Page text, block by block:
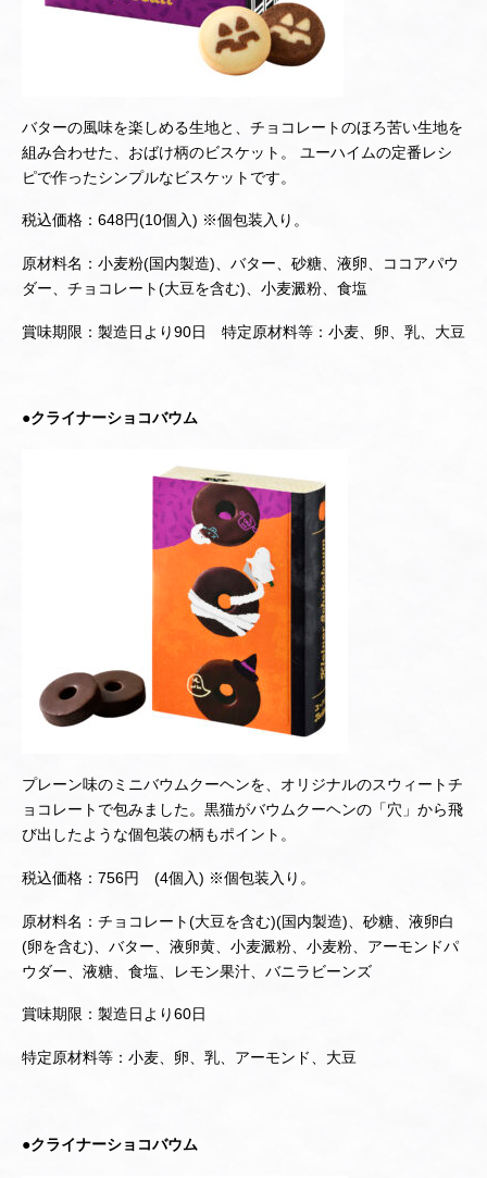
バターの風味を楽しめる生地と、チョコレートのほろ苦い生地を
組み合わせた、おばけ柄のビスケット。 ユーハイムの定番レシ
ピで作ったシンプルなビスケットです。
税込価格：648円(10個入) ※個包装入り。
原材料名：小麦粉(国内製造)、バター、砂糖、液卵、ココアパウ
ダー、チョコレート(大豆を含む)、小麦澱粉、食塩
賞味期限：製造日より90日 特定原材料等：小麦、卵、乳、大豆
●クライナーショコバウム
プレーン味のミニバウムクーヘンを、オリジナルのスウィートチ
ョコレートで包みました。黒猫がバウムクーヘンの「穴」から飛
び出したような個包装の柄もポイント。
税込価格：756円 (4個入) ※個包装入り。
原材料名：チョコレート(大豆を含む)(国内製造)、砂糖、液卵白
(卵を含む)、バター、液卵黄、小麦澱粉、小麦粉、アーモンドパ
ウダー、液糖、食塩、レモン果汁、バニラビーンズ
賞味期限：製造日より60日
特定原材料等：小麦、卵、乳、アーモンド、大豆
●クライナーショコバウム